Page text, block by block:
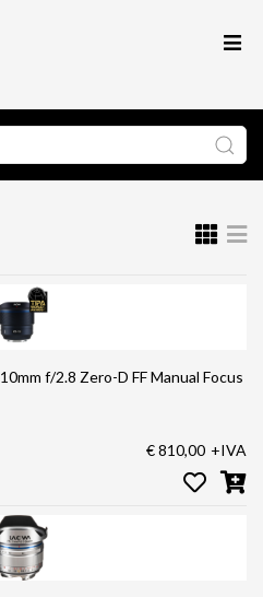
€ 810,00 +IVA